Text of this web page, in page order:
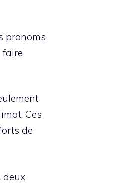
pronoms
faire
Ces
de
deux